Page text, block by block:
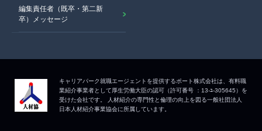
編集責任者（既卒・第二新
卒）メッセージ